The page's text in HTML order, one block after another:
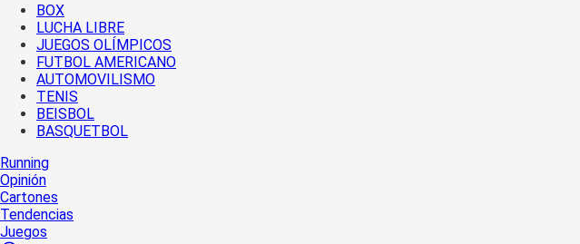
BOX
LUCHA LIBRE
JUEGOS OLÍMPICOS
FUTBOL AMERICANO
AUTOMOVILISMO
TENIS
BEISBOL
BASQUETBOL
Running
Opinión
Cartones
Tendencias
Juegos